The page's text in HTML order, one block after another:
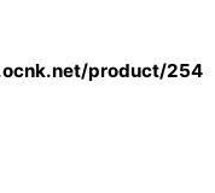
product/254